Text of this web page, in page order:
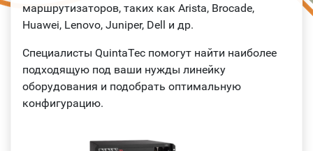
маршрутизаторов, таких как Arista, Brocade,
Huawei, Lenovo, Juniper, Dell и др.
Специалисты QuintaTec помогут найти наиболее
подходящую под ваши нужды линейку
оборудования и подобрать оптимальную
конфигурацию.